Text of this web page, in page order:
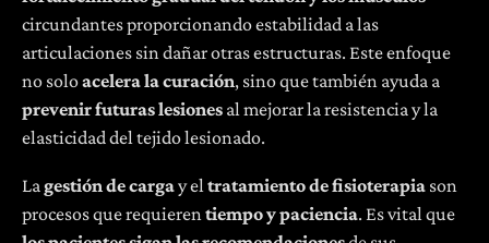
circundantes proporcionando estabilidad a las
articulaciones sin dañar otras estructuras. Este enfoque
no soloacelera la curación, sino que también ayuda a
prevenir futuras lesiones al mejorar la resistencia y la
elasticidad del tejido lesionado.
Lagestión de cargay eltratamiento de fisioterapia son
procesos que requierentiempo y paciencia. Es vital que